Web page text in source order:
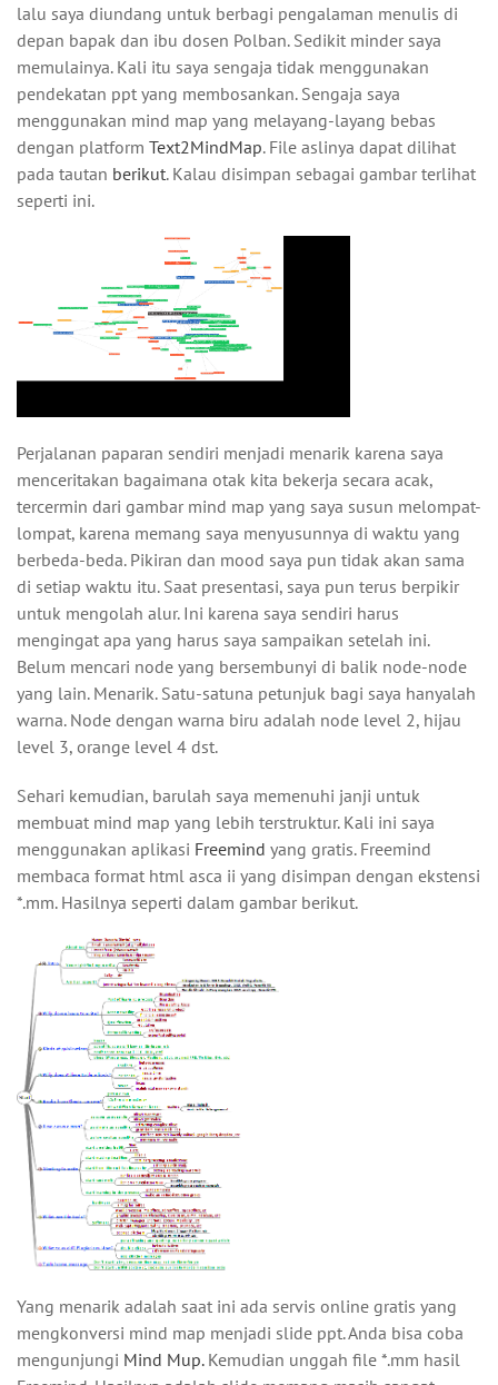
lalu saya diundang untuk berbagi pengalaman menulis di
depan bapak dan ibu dosen Polban. Sedikit minder saya
memulainya. Kali itu saya sengaja tidak menggunakan
pendekatan ppt yang membosankan. Sengaja saya
menggunakan mind map yang melayang-layang bebas
dengan platform Text2MindMap. File aslinya dapat dilihat
pada tautan berikut. Kalau disimpan sebagai gambar terlihat
seperti ini.
Perjalanan paparan sendiri menjadi menarik karena saya
menceritakan bagaimana otak kita bekerja secara acak,
tercermin dari gambar mind map yang saya susun melompat-
lompat, karena memang saya menyusunnya di waktu yang
berbeda-beda. Pikiran dan mood saya pun tidak akan sama
di setiap waktu itu. Saat presentasi, saya pun terus berpikir
untuk mengolah alur. Ini karena saya sendiri harus
mengingat apa yang harus saya sampaikan setelah ini.
Belum mencari node yang bersembunyi di balik node-node
yang lain. Menarik. Satu-satuna petunjuk bagi saya hanyalah
warna. Node dengan warna biru adalah node level 2, hijau
level 3, orange level 4 dst.
Sehari kemudian, barulah saya memenuhi janji untuk
membuat mind map yang lebih terstruktur. Kali ini saya
menggunakan aplikasi Freemind yang gratis. Freemind
membaca format html asca ii yang disimpan dengan ekstensi
*.mm. Hasilnya seperti dalam gambar berikut.
Yang menarik adalah saat ini ada servis online gratis yang
mengkonversi mind map menjadi slide ppt. Anda bisa coba
mengunjungi Mind Mup. Kemudian unggah file *.mm hasil